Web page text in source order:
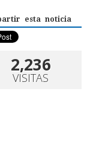
esta noticia
2,236
VISITAS